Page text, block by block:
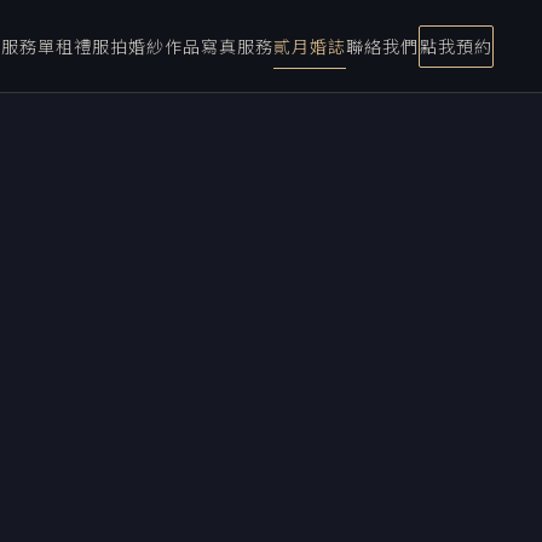
務單租禮服拍婚紗作品寫真服務貳月婚誌聯絡我們 點我預約